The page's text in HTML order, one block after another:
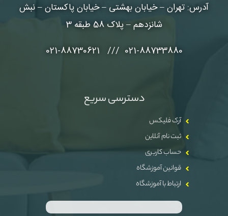
آدرس: تهران – خیابان بهشتی – خیابان پاکستان – نبش
شانزدهم – پلاک 58 طبقه 3
021-88733880 /// 021-88730621
دسترسی سریع
آرک فلیکس
ثبت نام آنلاین
حساب کاربری
قوانین آموزشگاه
ارتباط با آموزشگاه